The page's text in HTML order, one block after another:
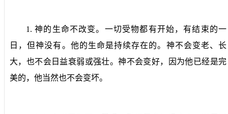
1.神的生命不改变。 一切受物都有开始，有结束的一
日，但神没有。他的生命是持续存在的。神不会变老、长
大，也不会日益衰弱或强壮。神不会变好，因为他已经是完
美的，他当然也不会变坏。